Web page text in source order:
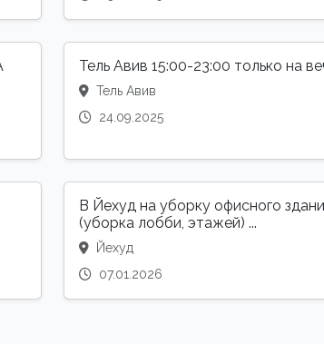
Тель Авив 15:00-23:00 только на
Тель Авив
24.09.2025
В Йехуд на уборку офисного
(уборка лобби, этажей) ...
Йехуд
07.01.2026